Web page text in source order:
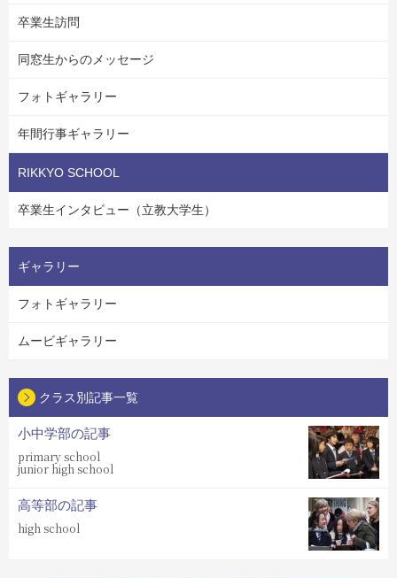
卒業生訪問
同窓生からのメッセージ
フォトギャラリー
年間行事ギャラリー
RIKKYO SCHOOL
卒業生インタビュー（立教大学生）
ギャラリー
フォトギャラリー
ムービギャラリー
クラス別記事一覧
小中学部の記事
primary school
junior high school
高等部の記事
high school